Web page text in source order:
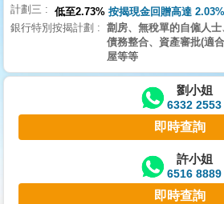
搵
樓/
交
業
主
計劃三 低至2.73% 按揭現金回贈高達 2.03%
銀行特別按揭計劃
劏房、無稅單的自僱人士
債務整合、資產審批(適
屋等等
劉小姐
6332 2553
即時查詢
許小姐
6516 8889
即時查詢